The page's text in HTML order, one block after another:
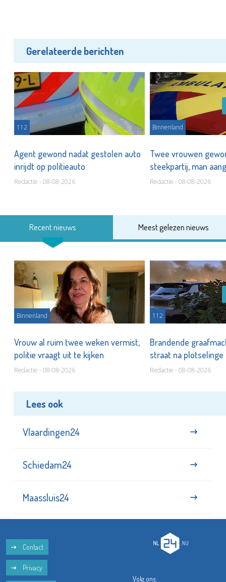
Gerelateerde berichten
112
Agent gewond nadat gestolen auto
inrijdt op politieauto
Redactie - 08-08-2026
Binnenland
Twee vrouwen
steekpartij, man
Redactie - 08-08-2026
Recent nieuws Meest gelezen nieuws
Binnenland
Vrouw al ruim twee weken vermist,
politie vraagt uit te kijken
Redactie - 08-08-2026
112
Brandende
straat na
Redactie - 08-08-2026
Lees ook
Vlaardingen24
Schiedam24
Maassluis24
Contact
Privacy
Volg ons: